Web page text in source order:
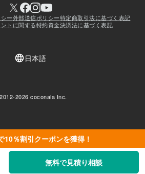
10％割引クーポンを獲得！
無料で見積り相談